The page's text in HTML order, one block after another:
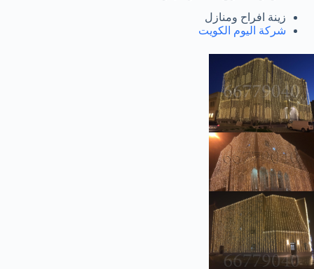
زينة افراح ومنازل
شركة اليوم الكويت